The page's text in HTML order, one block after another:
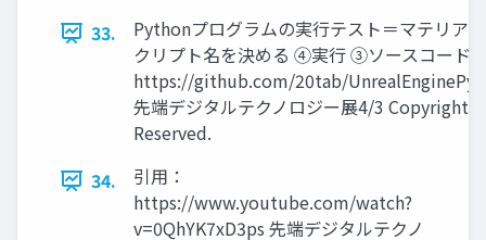
33.
Pythonプログラムの実行テスト＝マテリ
クリプト名を決める ④実行 ③ソースコード
https://github.com/20tab/
先端デジタルテクノロジー展4/3
Reserved.
34.
引用：
https://www.youtube.com/watch?
v=0QhYK7xD3ps 先端デジタルテクノ